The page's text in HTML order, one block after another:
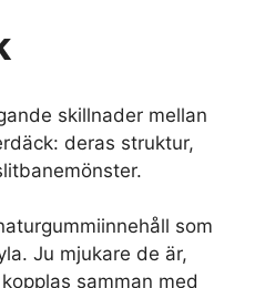
skillnader mellan
deras struktur,
som
Ju mjukare de är,
samman med